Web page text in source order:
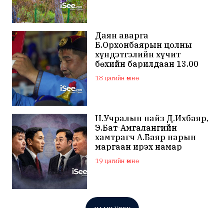
Даян аварга
Б.Орхонбаярын цолны
хүндэтгэлийн хүчит
бөхийн барилдаан 13.00
цагаас эхэлнэ
18 цагийн өмнө
Н.Учралын найз Д.Ихбаяр,
Э.Бат-Амгалангийн
хамтрагч А.Баяр нарын
маргаан ирэх намар
нийслэлийн МАН дахин
хагарахыг харуулж байна
19 цагийн өмнө